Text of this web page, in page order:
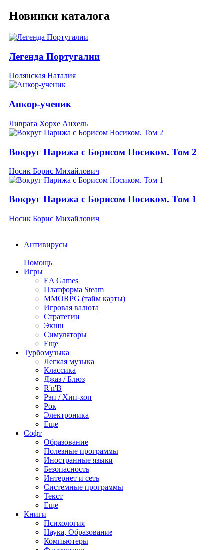
Новинки каталога
Легенда Португалии
Полянская Наталия
Анкор-ученик
Ливрага Хорхе Анхель
Вокруг Парижа с Борисом Носиком. Том 2
Носик Борис Михайлович
Вокруг Парижа с Борисом Носиком. Том 1
Носик Борис Михайлович
Антивирусы
Помощь
Игры
EA Games
Платформа Steam
MMORPG (тайм карты)
Игровая валюта
Стратегии
Экшн
Симуляторы
Еще
Турбомузыка
Легкая музыка
Классика
Джаз / Блюз
R'n'B
Рэп / Хип-хоп
Рок
Электроника
Еще
Софт
Образование
Полезные программы
Иностранные языки
Безопасность
Интернет и сеть
Системные программы
Текст
Еще
Книги
Психология
Наука, Образование
Компьютеры